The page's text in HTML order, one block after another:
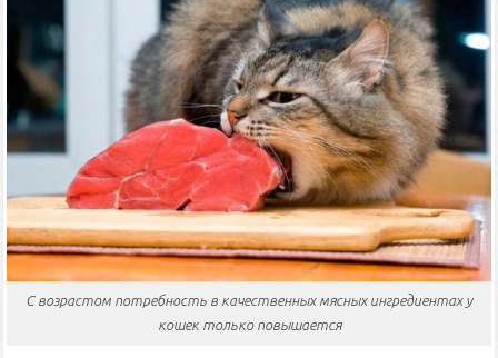
С возрастом потребность в качественных мясных ингредиентах у
кошек только повышается